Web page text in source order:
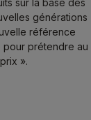
générations
référence
pour prétendre au
».